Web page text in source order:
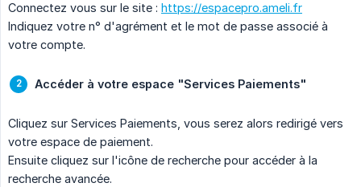
Connectez vous sur le site : https://espacepro.ameli.fr
Indiquez votre n° d'agrément et le mot de passe associé à
votre compte.
Accéder à votre espace "Services Paiements"
Cliquez sur Services Paiements, vous serez alors redirigé vers
votre espace de paiement.
Ensuite cliquez sur l'icône de recherche pour accéder à la
recherche avancée.